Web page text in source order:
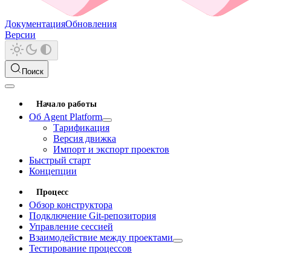
ДокументацияОбновления
Версии
Поиск
Начало работы
Об Agent Platform
Тарификация
Версия движка
Импорт и экспорт проектов
Быстрый старт
Концепции
Процесс
Обзор конструктора
Подключение Git-репозитория
Управление сессией
Взаимодействие между проектами
Тестирование процессов